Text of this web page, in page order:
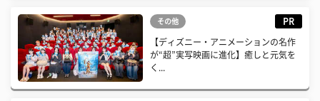
その他 PR
【ディズニー・アニメーションの名作
が“超”実写映画に進化】癒しと元気を
く...